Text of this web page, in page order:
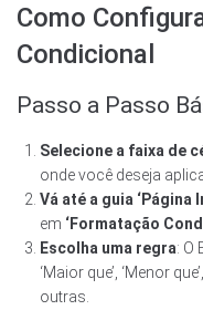
Como
Condicional
Passo a Passo
Selecione a faixa de
onde você deseja
Vá até a guia ‘Página
em ‘Formatação
Escolha uma regra: O
‘Maior que’, ‘Menor
outras.